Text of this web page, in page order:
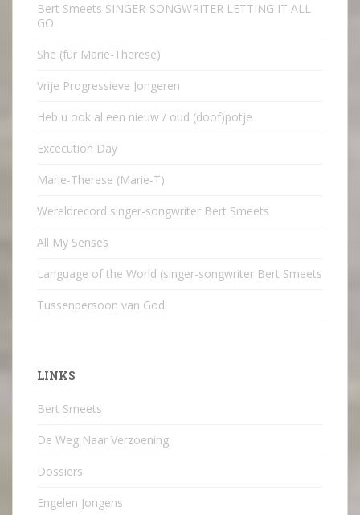
Bert Smeets SINGER-SONGWRITER LETTING IT ALL
GO
She (für Marie-Therese)
Vrije Progressieve Jongeren
Heb u ook al een nieuw / oud (doof)potje
Excecution Day
Marie-Therese (Marie-T)
Wereldrecord singer-songwriter Bert Smeets
All My Senses
Language of the World (singer-songwriter Bert Smeets
Tussenpersoon van God
LINKS
Bert Smeets
De Weg Naar Verzoening
Dossiers
Engelen Jongens